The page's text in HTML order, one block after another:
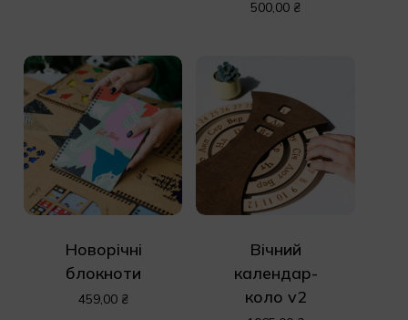
500,00 ₴
Новорічні
блокноти
459,00 ₴
Вічний
календар-
коло v2